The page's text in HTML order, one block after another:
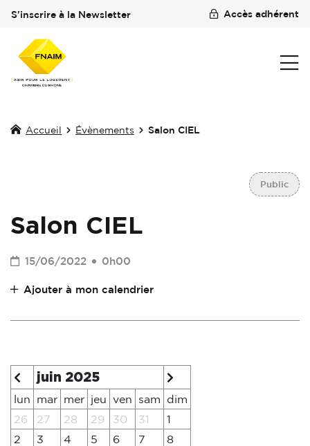
S'inscrire à la Newsletter Accès adhérent
Accueil Évènements Salon CIEL
Public
Salon CIEL
15/06/2022 0h00
Ajouter à mon calendrier
juin 2025
lun mar mer jeu ven sam
dim
26
27 28 29 30 31
1
2
3 4 5 6 7
8